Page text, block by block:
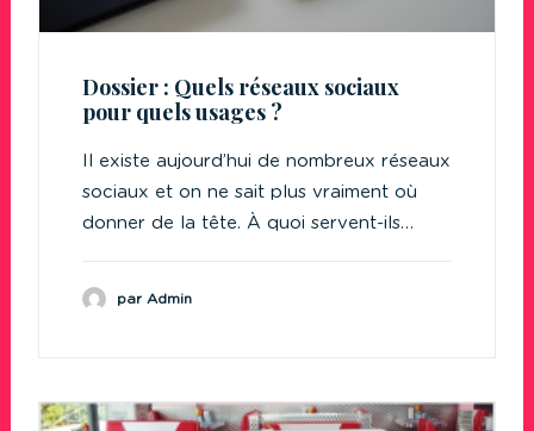
Dossier : Quels réseaux sociaux
pour quels usages ?
Il existe aujourd’hui de nombreux réseaux
sociaux et on ne sait plus vraiment où
donner de la tête. À quoi servent-ils…
par Admin